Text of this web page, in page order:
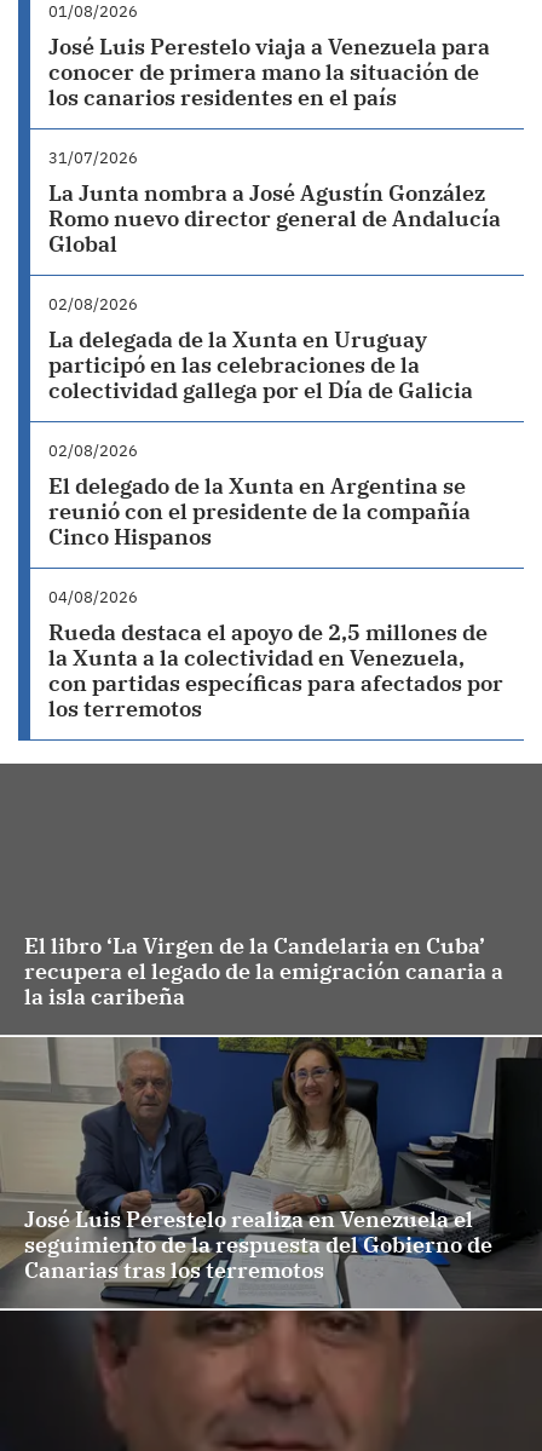
01/08/2026
José Luis Perestelo viaja a Venezuela para
conocer de primera mano la situación de
los canarios residentes en el país
31/07/2026
La Junta nombra a José Agustín González
Romo nuevo director general de Andalucía
Global
02/08/2026
La delegada de la Xunta en Uruguay
participó en las celebraciones de la
colectividad gallega por el Día de Galicia
02/08/2026
El delegado de la Xunta en Argentina se
reunió con el presidente de la compañía
Cinco Hispanos
04/08/2026
Rueda destaca el apoyo de 2,5 millones de
la Xunta a la colectividad en Venezuela,
con partidas específicas para afectados por
los terremotos
El libro ‘La Virgen de la Candelaria en Cuba’
recupera el legado de la emigración canaria a
la isla caribeña
José Luis Perestelo realiza en Venezuela el
seguimiento de la respuesta del Gobierno de
Canarias tras los terremotos